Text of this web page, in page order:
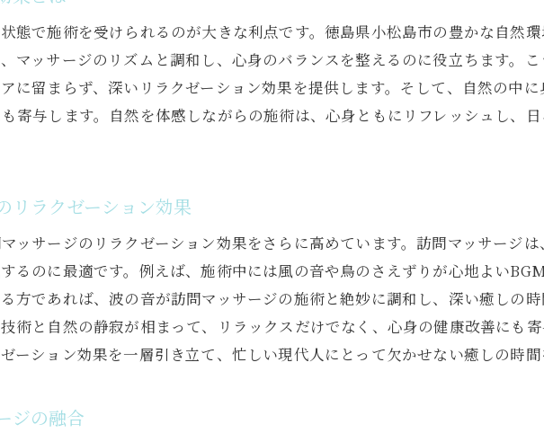
時間管理が難しい現代人に便利な訪問マッサージ
訪問マッサージがもたらす心身の健康効果
現代社会のニーズに応える訪問マッサージの魅力
訪問マッサージが支持される背景と理由
訪問マッサージ師のプロフェッショナルな技術の魅力
プロの施術による訪問マッサージのリフレッシュ効果
訪問マッサージのプロが届ける極上の癒し
心身をリフレッシュする訪問マッサージのプロの力
訪問マッサージで体感するプロの手技とその効果
専門家が提供する訪問マッサージによる健康促進
小松島市で訪問マッサージを選ぶべき理由
態で施術を受けられるのが大きな利点です。徳島県小松島市の豊かな自然
マッサージのリズムと調和し、心身のバランスを整えるのに役立ちます。
に留まらず、深いリラクゼーション効果を提供します。そして、自然の中
寄与します。自然を体感しながらの施術は、心身ともにリフレッシュし、
リラクゼーション効果
ッサージのリラクゼーション効果をさらに高めています。訪問マッサージ
るのに最適です。例えば、施術中には風の音や鳥のさえずりが心地よい
方であれば、波の音が訪問マッサージの施術と絶妙に調和し、深い癒しの
術と自然の静寂が相まって、リラックスだけでなく、心身の健康改善にも
ーション効果を一層引き立て、忙しい現代人にとって欠かせない癒しの時間
ジの融合